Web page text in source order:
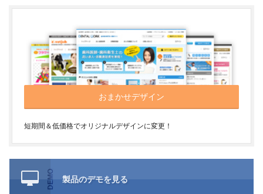
おまかせデザイン
短期間＆低価格でオリジナルデザインに変更！
製品のデモを見る
DEMO